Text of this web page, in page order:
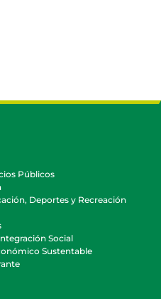
Públicos
Deportes y Recreación
Social
Sustentable